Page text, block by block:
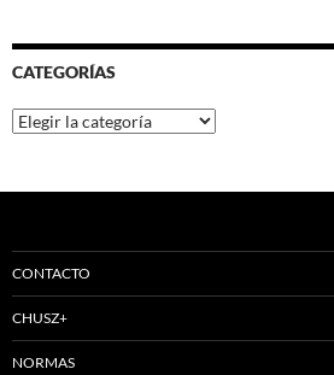
CATEGORÍAS
Categorías
CONTACTO
CHUSZ+
NORMAS